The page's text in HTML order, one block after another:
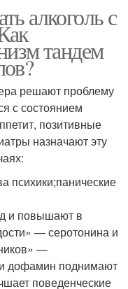
алкоголь с
тандем
решают проблему
с состоянием
позитивные
назначают эту
психики;панические
и повышают в
— серотонина и
—
дофамин поднимают
поведенческие